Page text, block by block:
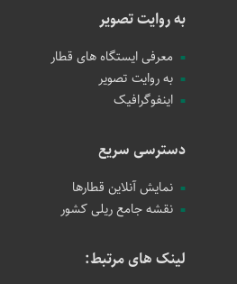
به روایت تصویر
معرفی ایستگاه های قطار
به روایت تصویر
اینفوگرافیک
دسترسی سریع
نمایش آنلاین قطارها
نقشه جامع ریلی کشور
لینک های مرتبط: